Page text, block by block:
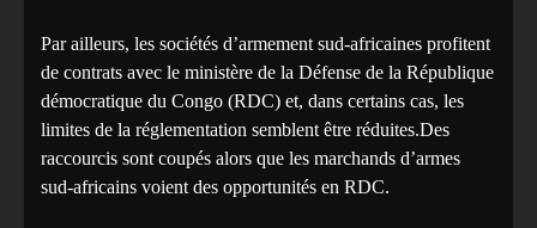
Par ailleurs, les sociétés d’armement sud-africaines profitent
de contrats avec le ministère de la Défense de la République
démocratique du Congo (RDC) et, dans certains cas, les
limites de la réglementation semblent être réduites.Des
raccourcis sont coupés alors que les marchands d’armes
sud-africains voient des opportunités en RDC.